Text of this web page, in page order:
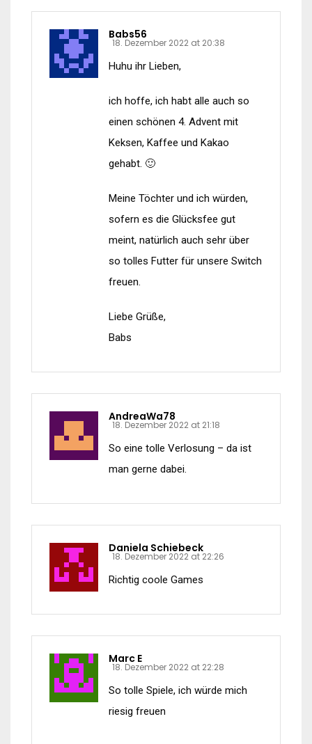
Babs56
18. Dezember 2022 at 20:38
Huhu ihr Lieben,
ich hoffe, ich habt alle auch so
einen schönen 4. Advent mit
Keksen, Kaffee und Kakao
gehabt. 🙂
Meine Töchter und ich würden,
sofern es die Glücksfee gut
meint, natürlich auch sehr über
so tolles Futter für unsere Switch
freuen.
Liebe Grüße,
Babs
AndreaWa78
18. Dezember 2022 at 21:18
So eine tolle Verlosung – da ist
man gerne dabei.
Daniela Schiebeck
18. Dezember 2022 at 22:26
Richtig coole Games
Marc E
18. Dezember 2022 at 22:28
So tolle Spiele, ich würde mich
riesig freuen